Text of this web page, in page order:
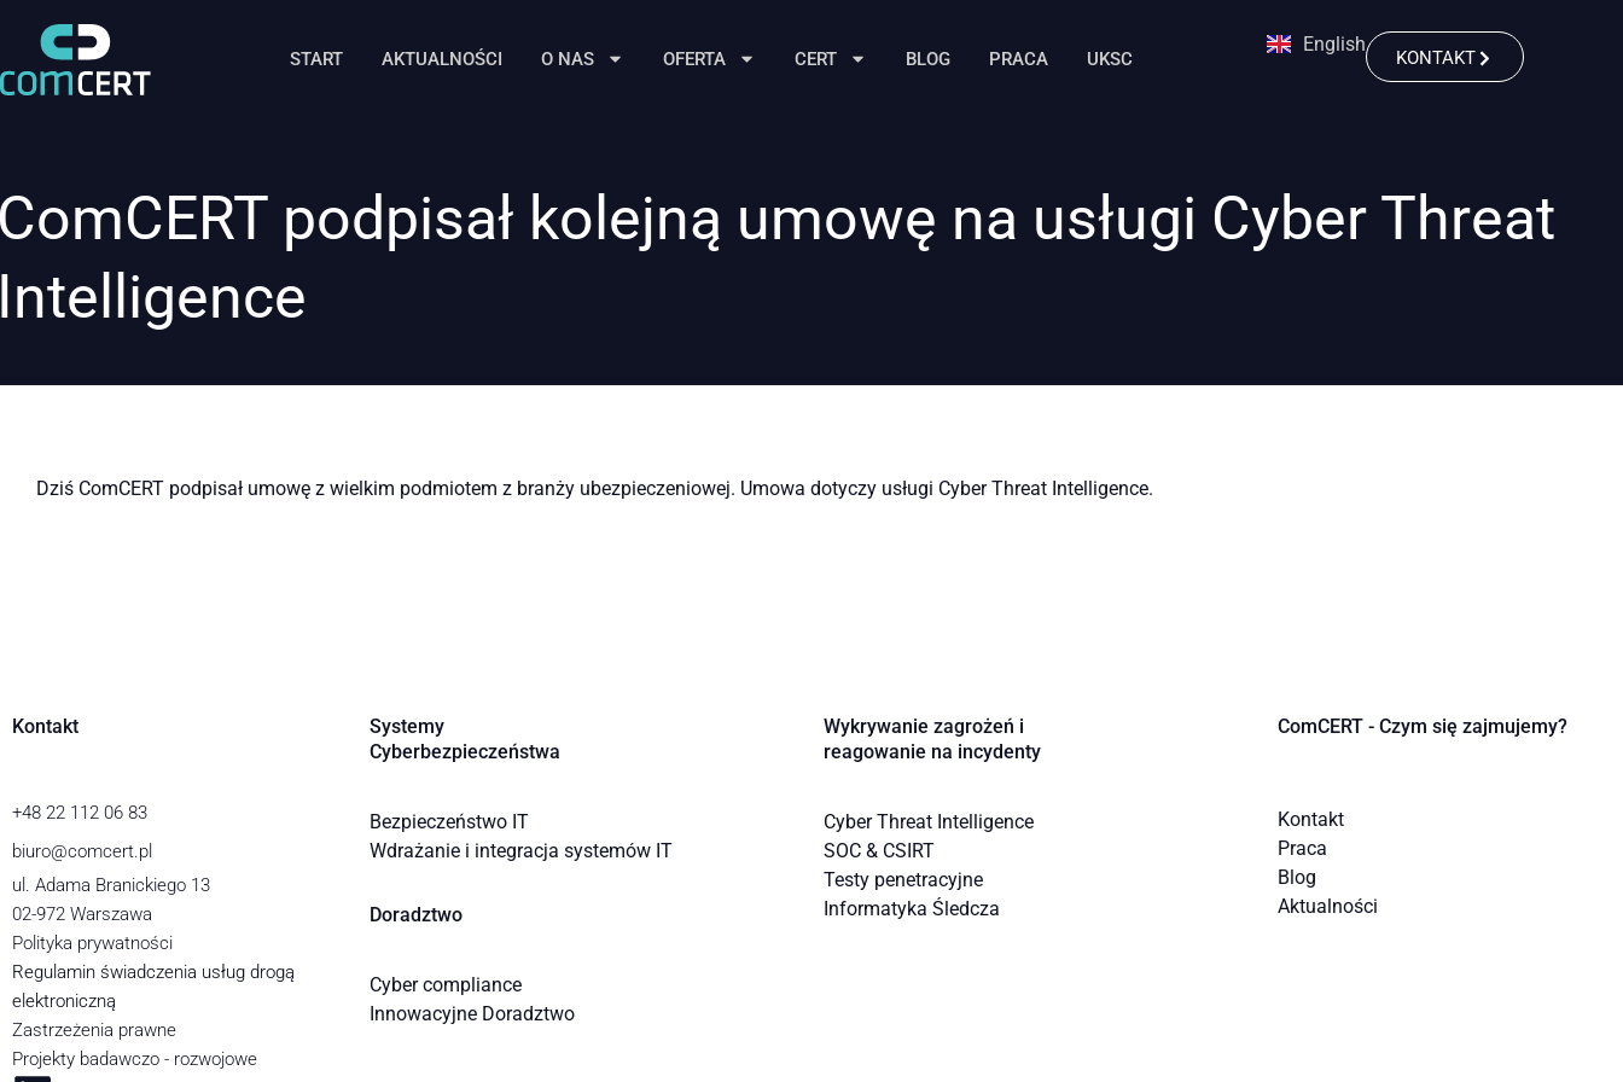
START AKTUALNOŚCI O NAS OFERTA CERT BLOG PRACA UKSC
English
KONTAKT
podpisał kolejną umowę na usługi Cyber Threat
Dziś ComCERT podpisał umowę z wielkim podmiotem z branży ubezpieczeniowej. Umowa dotyczy usługi Cyber Threat Intelligence.
Kontakt
+48 22 112 06 83
biuro@comcert.pl
ul. Adama Branickiego 13
02-972 Warszawa
Polityka prywatności
Regulamin świadczenia usług drogą
elektroniczną
Zastrzeżenia prawne
Projekty badawczo - rozwojowe
Systemy
Cyberbezpieczeństwa
Bezpieczeństwo IT
Wdrażanie i integracja systemów IT
Doradztwo
Cyber compliance
Innowacyjne Doradztwo
Wykrywanie zagrożeń i
reagowanie na incydenty
Cyber Threat Intelligence
SOC & CSIRT
Testy penetracyjne
Informatyka Śledcza
ComCERT - Czym się zajmujemy?
Kontakt
Praca
Blog
Aktualności